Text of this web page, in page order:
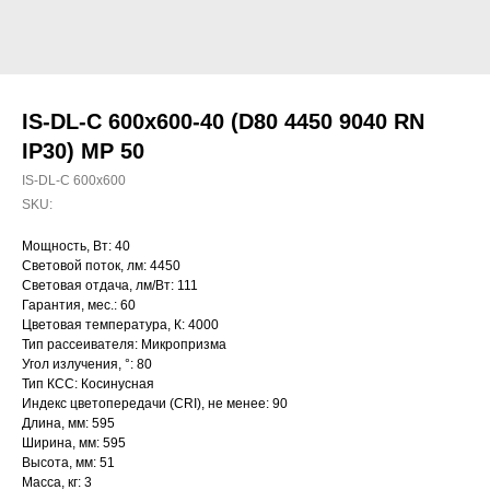
IS-DL-C 600x600-40 (D80 4450 9040 RN
IP30) MP 50
IS-DL-C 600x600
SKU:
Мощность, Вт: 40
Световой поток, лм: 4450
Световая отдача, лм/Вт: 111
Гарантия, мес.: 60
Цветовая температура, К: 4000
Тип рассеивателя: Микропризма
Угол излучения, °: 80
Тип КСС: Косинусная
Индекс цветопередачи (CRI), не менее: 90
Длина, мм: 595
Ширина, мм: 595
Высота, мм: 51
Масса, кг: 3